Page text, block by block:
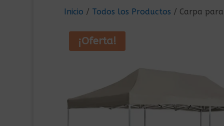
Inicio / Todos los Productos / Carpa
¡Oferta!